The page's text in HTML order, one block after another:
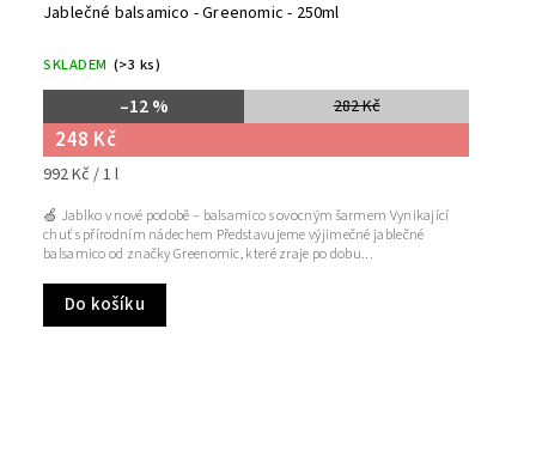
Jablečné balsamico - Greenomic - 250ml
SKLADEM (>3 ks)
282 Kč
–12 %
248 Kč
992 Kč / 1 l
Do košíku
🍏 Jablko v nové podobě – balsamico s ovocným šarmem Vynikající
chuť s přírodním nádechem Představujeme výjimečné jablečné
balsamico od značky Greenomic, které zraje po dobu...